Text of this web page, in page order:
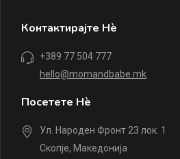
Контактирајте Нè
+389 77 504 777
hello@momandbabe.mk
Посетете Нè
Ул. Народен Фронт 23 лок. 1
Скопје, Македонија